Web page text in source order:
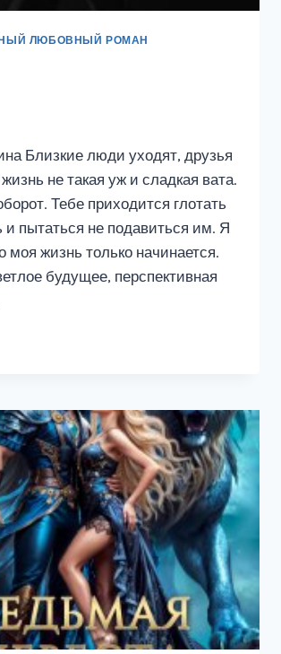
ЛЮБОВНЫЙ РОМАН
Близкие люди уходят, друзья
не такая уж и сладкая вата.
Тебе приходится глотать
и пытаться не подавиться им. Я
моя жизнь только начинается.
будущее, перспективная